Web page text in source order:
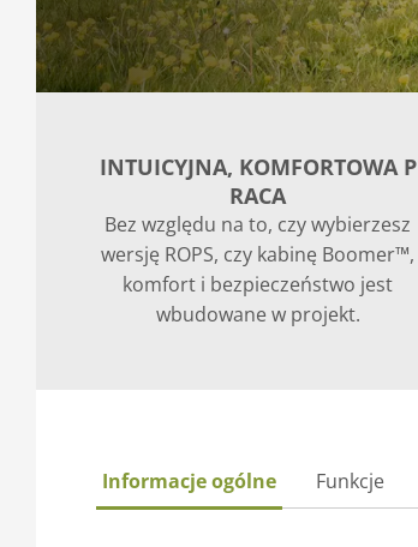
INTUICYJNA, KOMFORTOWA P
RACA
Bez względu na to, czy wybierzesz
wersję ROPS, czy kabinę Boomer™,
komfort i bezpieczeństwo jest
wbudowane w projekt.
Informacje ogólne Funkcje